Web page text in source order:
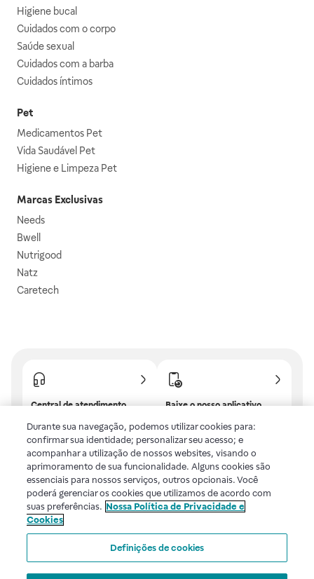
Higiene bucal
Cuidados com o corpo
Saúde sexual
Cuidados com a barba
Cuidados íntimos
Pet
Medicamentos Pet
Vida Saudável Pet
Higiene e Limpeza Pet
Marcas Exclusivas
Needs
Bwell
Nutrigood
Natz
Caretech
Central de atendimento
frequentes ou fale com a
gente.
Baixe o nosso aplicativo
benefícios exclusivos!
Uma empresa
Voltar ao topo
Durante sua navegação, podemos utilizar cookies para:
confirmar sua identidade; personalizar seu acesso; e
acompanhar a utilização de nossos websites, visando o
aprimoramento de sua funcionalidade. Alguns cookies são
essenciais para nossos serviços, outros opcionais. Você
poderá gerenciar os cookies que utilizamos de acordo com
suas preferências. Nossa Política de Privacidade e
Cookies
Definições de cookies